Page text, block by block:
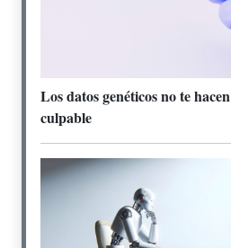
Los datos genéticos no te hacen
culpable